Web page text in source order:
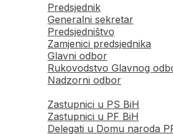
Predsjednik
Generalni sekretar
Predsjedništvo
Zamjenici predsjednika
Glavni odbor
Rukovodstvo Glavnog
Nadzorni odbor
Zastupnici u PS BiH
Zastupnici u PF BiH
Delegati u Domu naroda